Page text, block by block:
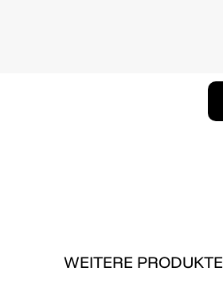
WEITERE PRODUKTE